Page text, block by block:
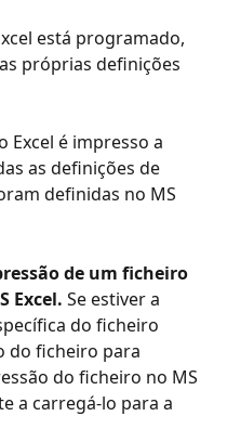
está programado,
próprias definições
Excel é impresso a
as definições de
definidas no MS
de um ficheiro
Excel. Se estiver a
do ficheiro
do ficheiro para
do ficheiro no MS
a carregá-lo para a